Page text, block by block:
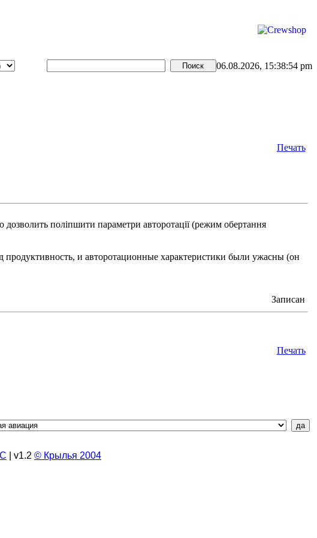
06.08.2026, 15:38:54 pm
Печать
поліпшити параметри авторотації (режим обертання
и авторотационные характеристики были ужасны (он
Записан
Печать
| v1.2 © Крылья 2004